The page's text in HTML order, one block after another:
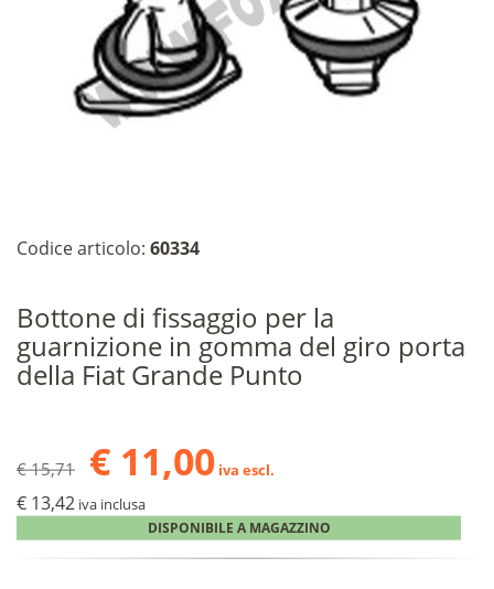
Codice articolo: 60334
Bottone di fissaggio per la
guarnizione in gomma del giro porta
della Fiat Grande Punto
€ 15,71 € 11,00 iva escl.
€ 13,42 iva inclusa
DISPONIBILE A MAGAZZINO